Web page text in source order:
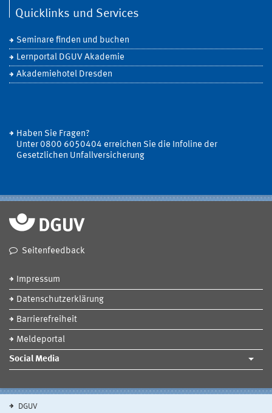
Quicklinks und Services
Seminare finden und buchen
Lernportal DGUV Akademie
Akademiehotel Dresden
Haben Sie Fragen?
Unter 0800 6050404 erreichen Sie die Infoline der
Gesetzlichen Unfallversicherung
Seitenfeedback
Impressum
Datenschutzerklärung
Barrierefreiheit
Meldeportal
Social Media
DGUV